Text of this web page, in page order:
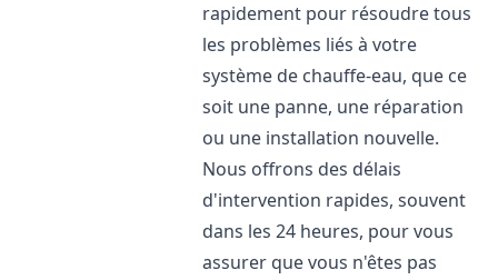
rapidement pour résoudre tous
les problèmes liés à votre
système de chauffe-eau, que ce
soit une panne, une réparation
ou une installation nouvelle.
Nous offrons des délais
d'intervention rapides, souvent
dans les 24 heures, pour vous
assurer que vous n'êtes pas